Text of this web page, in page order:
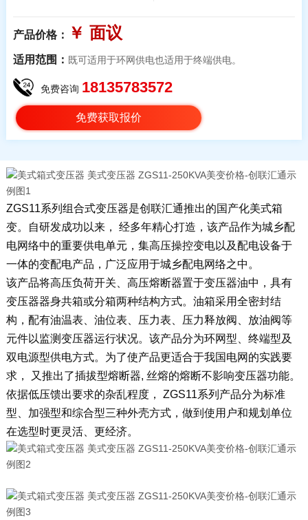
产品价格： ￥ 面议
适用范围： 既可适用于环网供电也适用于终端供电。
免费咨询 18135783572
免费获取报价
ZGS11系列组合式变压器是创联汇通推出的国产化美式箱
变。自研发成功以来， 经多年精心打造，该产品作为城乡配
电网络中的重要供电单元，集高压操控变电以及配电设备于
一体的变配电产品，广泛应用于城乡配电网络之中。
该产品将高压负荷开关、高压熔断器置于变压器油中，具有
变压器器身共箱或分箱两种结构方式。油箱采用全密封结
构，配有油温表、油位表、压力表、压力释放阀、放油阀等
元件以监测变压器运行状况。该产品分为环网型、终端型及
双电源型供电方式。为了使产品更适合于我国电网的实践要
求， 又推出了插拔型熔断器, 丝熔的熔断不影响变压器功能。
依据低压馈出要求的杂乱程度， ZGS11系列产品分为标准
型、加强型和综合型三种外壳方式，做到使用户和规划单位
在选型时更灵活、更经济。